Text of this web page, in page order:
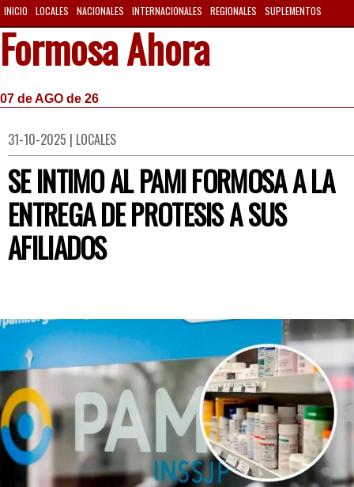
INICIO LOCALES NACIONALES INTERNACIONALES REGIONALES SUPLEMENTOS
Formosa Ahora
07 de AGO de 26
31-10-2025 | LOCALES
SE INTIMO AL PAMI FORMOSA A LA
ENTREGA DE PROTESIS A SUS
AFILIADOS